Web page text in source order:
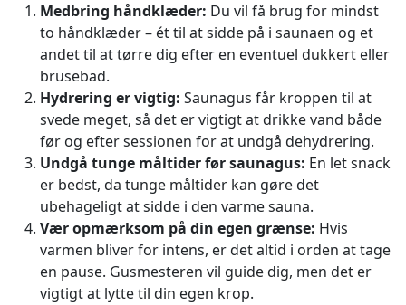
Medbring håndklæder: Du vil få brug for mindst
to håndklæder – ét til at sidde på i saunaen og et
andet til at tørre dig efter en eventuel dukkert eller
brusebad.
Hydrering er vigtig: Saunagus får kroppen til at
svede meget, så det er vigtigt at drikke vand både
før og efter sessionen for at undgå dehydrering.
Undgå tunge måltider før saunagus: En let snack
er bedst, da tunge måltider kan gøre det
ubehageligt at sidde i den varme sauna.
Vær opmærksom på din egen grænse: Hvis
varmen bliver for intens, er det altid i orden at tage
en pause. Gusmesteren vil guide dig, men det er
vigtigt at lytte til din egen krop.